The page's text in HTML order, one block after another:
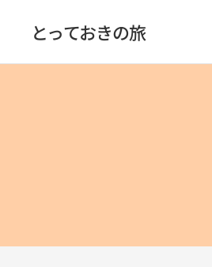
とっておきの旅